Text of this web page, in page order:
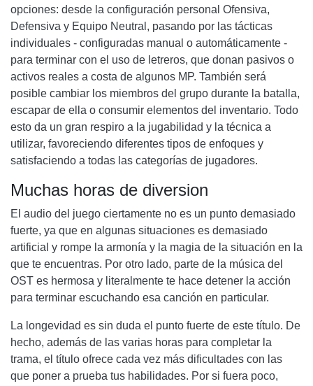
opciones: desde la configuración personal Ofensiva,
Defensiva y Equipo Neutral, pasando por las tácticas
individuales - configuradas manual o automáticamente -
para terminar con el uso de letreros, que donan pasivos o
activos reales a costa de algunos MP. También será
posible cambiar los miembros del grupo durante la batalla,
escapar de ella o consumir elementos del inventario. Todo
esto da un gran respiro a la jugabilidad y la técnica a
utilizar, favoreciendo diferentes tipos de enfoques y
satisfaciendo a todas las categorías de jugadores.
Muchas horas de diversion
El audio del juego ciertamente no es un punto demasiado
fuerte, ya que en algunas situaciones es demasiado
artificial y rompe la armonía y la magia de la situación en la
que te encuentras. Por otro lado, parte de la música del
OST es hermosa y literalmente te hace detener la acción
para terminar escuchando esa canción en particular.
La longevidad es sin duda el punto fuerte de este título. De
hecho, además de las varias horas para completar la
trama, el título ofrece cada vez más dificultades con las
que poner a prueba tus habilidades. Por si fuera poco,